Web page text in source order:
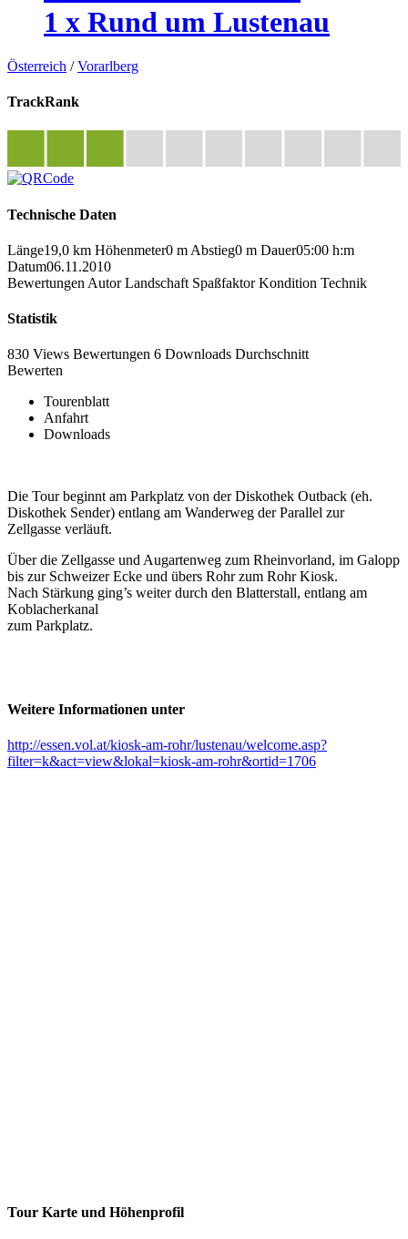
1 x Rund um Lustenau
Österreich /Vorarlberg
TrackRank
Technische Daten
Länge19,0 km Höhenmeter0 m Abstieg0 m Dauer05:00 h:m
Datum06.11.2010
Bewertungen Autor Landschaft Spaßfaktor Kondition Technik
Statistik
830 Views Bewertungen 6 Downloads Durchschnitt
Bewerten
Tourenblatt
Anfahrt
Downloads
Die Tour beginnt am Parkplatz von der Diskothek Outback (eh.
Diskothek Sender) entlang am Wanderweg der Parallel zur
Zellgasse verläuft.
Über die Zellgasse und Augartenweg zum Rheinvorland, im Galopp
bis zur Schweizer Ecke und übers Rohr zum Rohr Kiosk.
Nach Stärkung ging’s weiter durch den Blatterstall, entlang am
Koblacherkanal
zum Parkplatz.
Weitere Informationen unter
http://essen.vol.at/kiosk-am-rohr/lustenau/welcome.asp?
filter=k&act=view&lokal=kiosk-am-rohr&ortid=1706
Tour Karte und Höhenprofil